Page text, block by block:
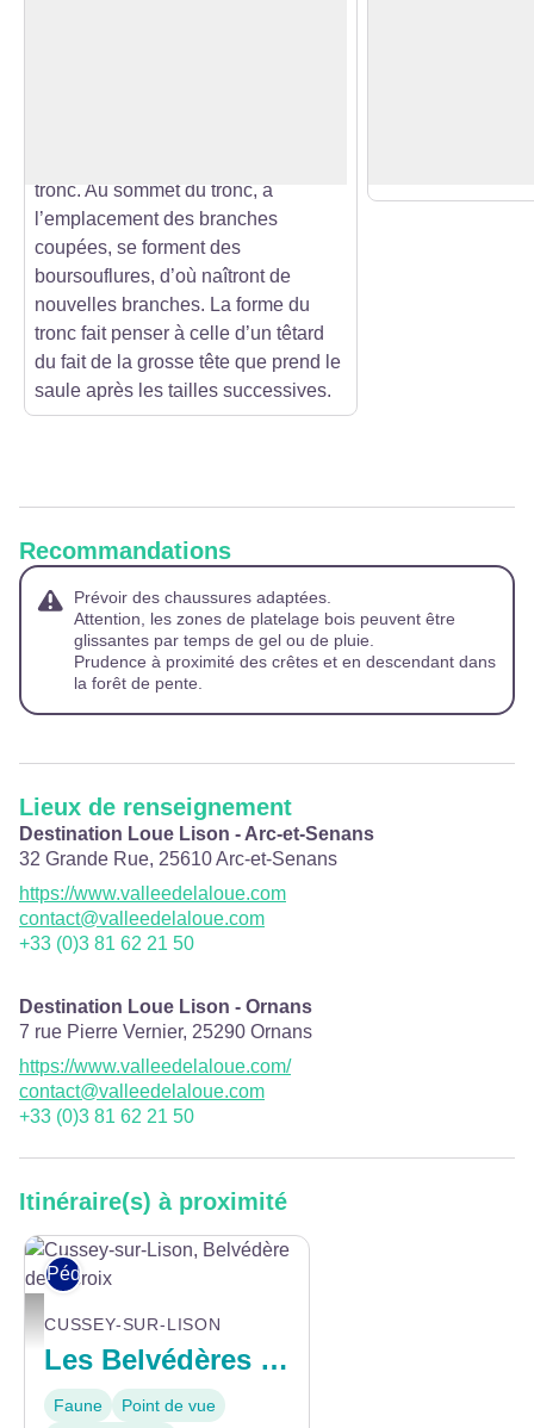
tronc. Au sommet du tronc, à
l’emplacement des branches
coupées, se forment des
boursouflures, d’où naîtront de
nouvelles branches. La forme du
tronc fait penser à celle d’un têtard
du fait de la grosse tête que prend le
saule après les tailles successives.
Recommandations
Prévoir des chaussures adaptées.
Attention, les zones de platelage bois peuvent être
glissantes par temps de gel ou de pluie.
Prudence à proximité des crêtes et en descendant dans
la forêt de pente.
Lieux de renseignement
Destination Loue Lison - Arc-et-Senans
32 Grande Rue, 25610Arc-et-Senans
https://www.valleedelaloue.com
contact@valleedelaloue.com
+33 (0)3 81 62 21 50
Destination Loue Lison - Ornans
7 rue Pierre Vernier, 25290 Ornans
https://www.valleedelaloue.com/
contact@valleedelaloue.com
+33 (0)3 81 62 21 50
Itinéraire(s) à proximité
Cussey-sur-Lison, Belvédère de la croix - © Lionel CCLL
Pédestre
CUSSEY-SUR-LISON
Les Belvédères du Lison
Faune
Point de vue